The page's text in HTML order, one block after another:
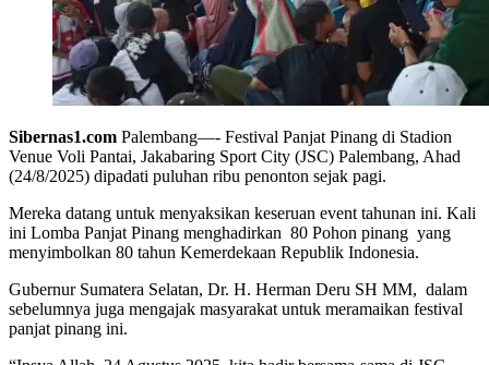
Sibernas1.com Palembang—- Festival Panjat Pinang di Stadion
Venue Voli Pantai, Jakabaring Sport City (JSC) Palembang, Ahad
(24/8/2025) dipadati puluhan ribu penonton sejak pagi.
Mereka datang untuk menyaksikan keseruan event tahunan ini. Kali
ini Lomba Panjat Pinang menghadirkan 80 Pohon pinang yang
menyimbolkan 80 tahun Kemerdekaan Republik Indonesia.
Gubernur Sumatera Selatan, Dr. H. Herman Deru SH MM, dalam
sebelumnya juga mengajak masyarakat untuk meramaikan festival
panjat pinang ini.